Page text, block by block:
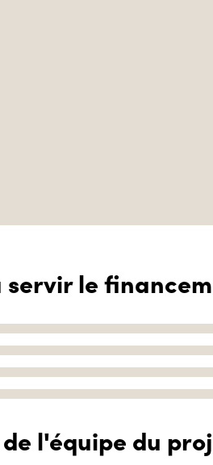
servir le
l'équipe du